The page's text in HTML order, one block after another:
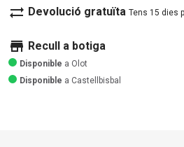
sync_alt Devolució gratuïta Tens 15 dies
store Recull a botiga
Disponible a Olot
Disponible a Castellbisbal